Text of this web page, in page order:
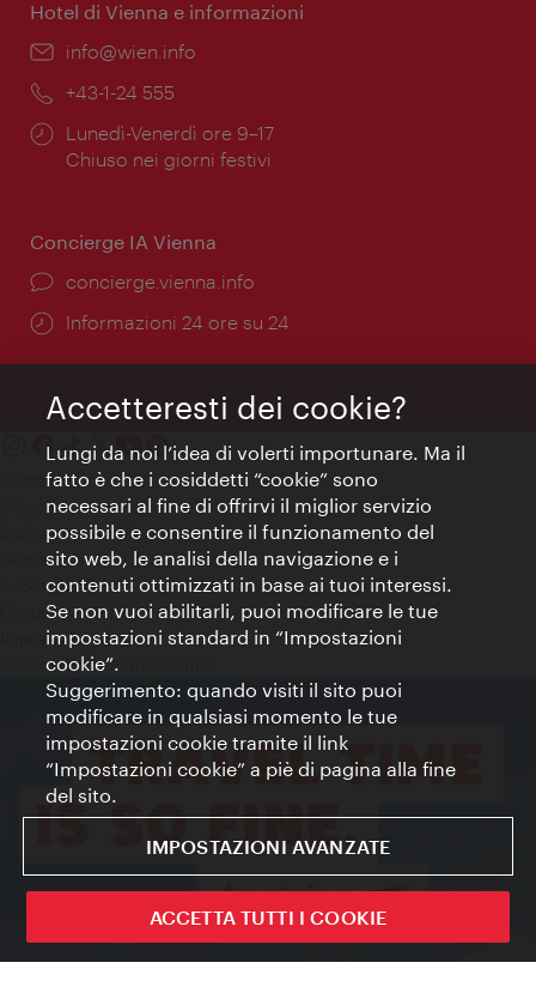
Hotel di Vienna e informazioni
Email:
info@wien.info
Telefono:
+43-1-24 555
Orari
di
Lunedì-Venerdì ore 9–17
Chiuso nei giorni festivi
Concierge IA Vienna
Ort:
concierge.vienna.info
Öffnungszeiten:
Informazioni 24 ore su 24
Contatti
Colophon
Dichiarazione sulla protezione dei dati
Terms of Use
Accessibilità
Contatto stampa
Impostazioni cookie
© Copyright WienTourismus
Accetteresti dei cookie?
Lungi da noi l’idea di volerti importunare. Ma il
fatto è che i cosiddetti “cookie” sono
necessari al fine di offrirvi il miglior servizio
possibile e consentire il funzionamento del
sito web, le analisi della navigazione e i
contenuti ottimizzati in base ai tuoi interessi.
Se non vuoi abilitarli, puoi modificare le tue
impostazioni standard in “Impostazioni
cookie”.
Suggerimento: quando visiti il sito puoi
modificare in qualsiasi momento le tue
impostazioni cookie tramite il link
“Impostazioni cookie” a piè di pagina alla fine
del sito.
IMPOSTAZIONI AVANZATE
ACCETTA TUTTI I COOKIE